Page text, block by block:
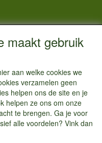
maakt gebruik
aan welke cookies we
verzamelen geen
helpen ons de site en je
helpen ze ons om onze
te brengen. Ga je voor
alle voordelen? Vink dan